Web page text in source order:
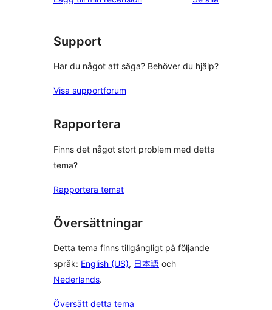
Support
Har du något att säga? Behöver du hjälp?
Visa supportforum
Rapportera
Finns det något stort problem med detta
tema?
Rapportera temat
Översättningar
Detta tema finns tillgängligt på följande
språk: English (US), 日本語 och
Nederlands.
Översätt detta tema